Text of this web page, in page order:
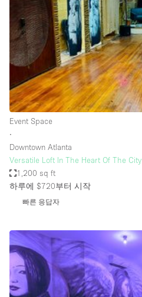
Restaurant / Bar / Cafe
Rooftop
Salon
Shop Share
Stall / Market Stall
Truck
Warehouse
공간 기능
Air Conditioning
Animals Friendly
Bathroom
Event Space
∙
Downtown Atlanta
Versatile Loft In The Heart Of The City
1,200 sq ft
하루에 $720부터 시작
빠른 응답자